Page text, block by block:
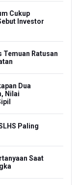
Cukup
Investor
Temuan Ratusan
Dua
Nilai
Paling
Saat